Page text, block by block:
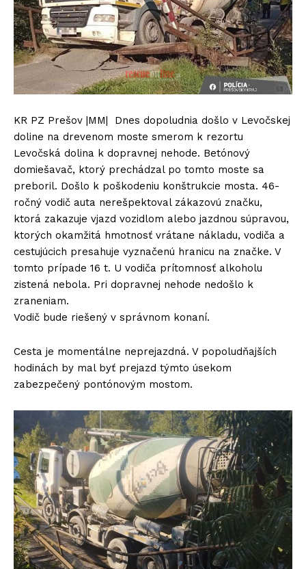
KR PZ Prešov |MM| Dnes dopoludnia došlo v Levočskej
doline na drevenom moste smerom k rezortu
Levočská dolina k dopravnej nehode. Betónový
domiešavač, ktorý prechádzal po tomto moste sa
preboril. Došlo k poškodeniu konštrukcie mosta. 46-
ročný vodič auta nerešpektoval zákazovú značku,
ktorá zakazuje vjazd vozidlom alebo jazdnou súpravou,
ktorých okamžitá hmotnosť vrátane nákladu, vodiča a
cestujúcich presahuje vyznačenú hranicu na značke. V
tomto prípade 16 t. U vodiča prítomnosť alkoholu
zistená nebola. Pri dopravnej nehode nedošlo k
zraneniam.
Vodič bude riešený v správnom konaní.
Cesta je momentálne neprejazdná. V popoludňajších
hodinách by mal byť prejazd týmto úsekom
zabezpečený pontónovým mostom.